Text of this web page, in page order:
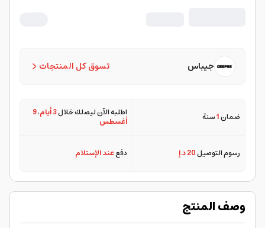
تسوق كل المنتجات جيباس
ضمان1سنة اطلبه الآن ليصلك خلال3 أيام ،9
أغسطس
رسوم التوصيل20 د.إ دفععند الإستلام
وصف المنتج